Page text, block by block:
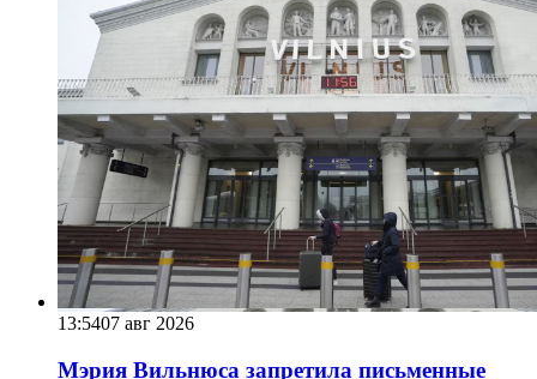
13:5407 авг 2026
Мэрия Вильнюса запретила письменные